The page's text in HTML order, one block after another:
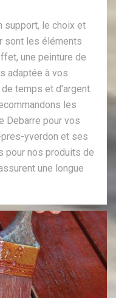
support, le choix et
sont les éléments
une peinture de
adaptée à vos
temps et d'argent.
les
Debarre pour vos
yverdon et ses
pour nos produits de
une longue